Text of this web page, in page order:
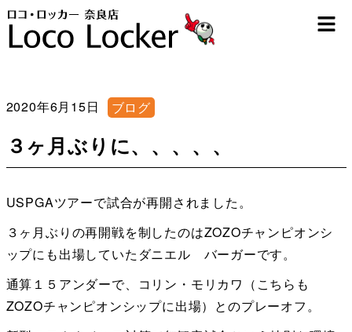
2020年6月15日 ブログ
３ヶ月ぶりに、、、、、
USPGAツアーで試合が再開されました。
３ヶ月ぶりの再開戦を制したのはZOZOチャンピオンシ
ップにも出場していたダニエル バーガーです。
通算１５アンダーで、コリン・モリカワ（こちらも
ZOZOチャンピオンシップに出場）とのプレーオフ。